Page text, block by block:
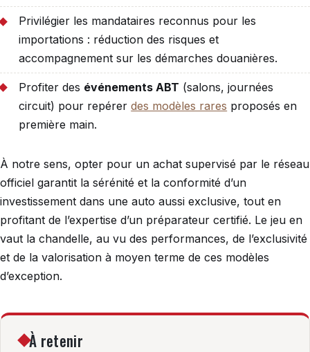
Privilégier les mandataires reconnus pour les
importations : réduction des risques et
accompagnement sur les démarches douanières.
Profiter des événements ABT (salons, journées
circuit) pour repérerdes modèles rares proposés en
première main.
À notre sens, opter pour un achat supervisé par le réseau
officiel garantit la sérénité et la conformité d’un
investissement dans une auto aussi exclusive, tout en
profitant de l’expertise d’un préparateur certifié. Le jeu en
vaut la chandelle, au vu des performances, de l’exclusivité
et de la valorisation à moyen terme de ces modèles
d’exception.
À retenir